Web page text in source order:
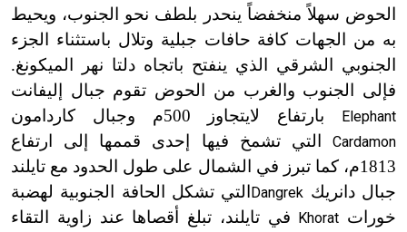
الحوض سهلاً منخفضاً ينحدر بلطف نحو الجنوب، ويحيط
به من الجهات كافة حافات جبلية وتلال باستثناء الجزء
الجنوبي الشرقي الذي ينفتح باتجاه دلتا نهر الميكونغ.
فإلى الجنوب والغرب من الحوض تقوم جبال إليفانت
Elephant بارتفاع لايتجاوز 500م وجبال كاردامون
Cardamon التي تشمخ فيها إحدى قممها إلى ارتفاع
1813م، كما تبرز في الشمال على طول الحدود مع تايلند
جبال دانريك Dangrek التي تشكل الحافة الجنوبية لهضبة
خورات Khorat
في تايلند، تبلغ أقصاها عند زاوية التقاء